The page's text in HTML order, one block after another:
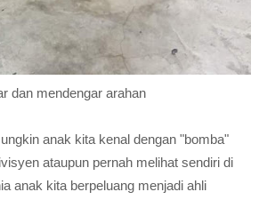
dan mendengar arahan
anak kita kenal dengan "bomba"
ataupun pernah melihat sendiri di
anak kita berpeluang menjadi ahli